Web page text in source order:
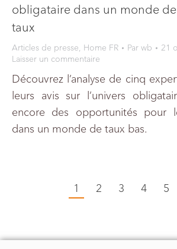
obligataire dans un monde
taux
Articles de presse, Home FR Par wb
21
Laisser un commentaire
Découvrez l’analyse de cinq
leurs avis sur l’univers
encore des opportunités pour
dans un monde de taux bas.
1 2 3 4 5